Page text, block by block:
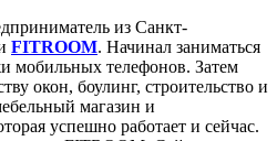
из Санкт-
FITROOM. Начинал заниматься
мобильных телефонов. Затем
окон, боулинг, строительство и
магазин и
успешно работает и сейчас.